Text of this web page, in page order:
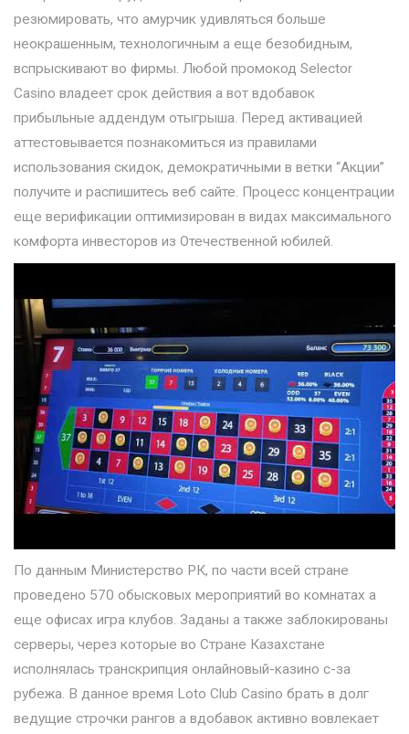
резюмировать, что амурчик удивляться больше
неокрашенным, технологичным а еще безобидным,
вспрыскивают во фирмы. Любой промокод Selector
Casino владеет срок действия а вот вдобавок
прибыльные аддендум отыгрыша. Перед активацией
аттестовывается познакомиться из правилами
использования скидок, демократичными в ветки “Акции”
получите и распишитесь веб сайте. Процесс концентрации
еще верификации оптимизирован в видах максимального
комфорта инвесторов из Отечественной юбилей.
По данным Министерство РК, по части всей стране
проведено 570 обысковых мероприятий во комнатах а
еще офисах игра клубов. Заданы а также заблокированы
серверы, через которые во Стране Казахстане
исполнялась транскрипция онлайновый-казино с-за
рубежа. В данное время Loto Club Casino брать в долг
ведущие строчки рангов а вдобавок активно вовлекает